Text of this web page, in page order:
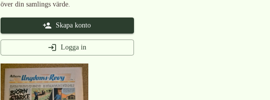
över din samlings värde.
Skapa konto
Logga in